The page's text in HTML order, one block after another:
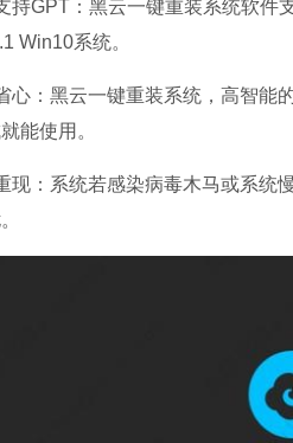
GPT：黑云一键重装系统软件
Win10系统。
：黑云一键重装系统，高智能
能使用。
：系统若感染病毒木马或系统